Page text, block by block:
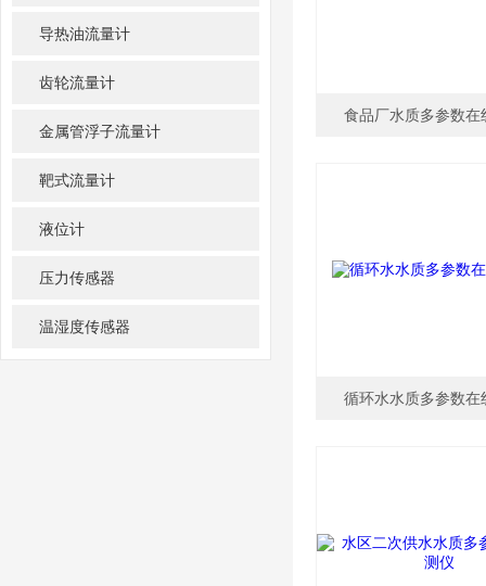
导热油流量计
齿轮流量计
金属管浮子流量计
靶式流量计
液位计
压力传感器
温湿度传感器
食品厂水质多参数在
循环水水质多参数在